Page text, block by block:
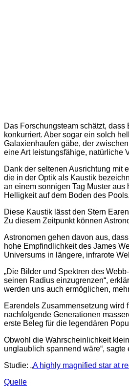
Das Forschungsteam schätzt,
konkurriert. Aber sogar ein solch
Galaxienhaufen gäbe, der
eine Art leistungsfähige, natürliche
Dank der seltenen Ausrichtung mit
die in der Optik als Kaustik
an einem sonnigen Tag Muster
Helligkeit auf dem Boden des Pools.
Diese Kaustik lässt den Stern
Zu diesem Zeitpunkt können
Astronomen gehen davon aus,
hohe Empfindlichkeit des James
Universums in längere, infrarote
„Die Bilder und Spektren des
seinen Radius einzugrenzen“,
werden uns auch ermöglichen,
Earendels Zusammensetzung wird
nachfolgende Generationen
erste Beleg für die legendären
Obwohl die Wahrscheinlichkeit
unglaublich spannend wäre“,
Studie: „A highly magnified star at
Quelle